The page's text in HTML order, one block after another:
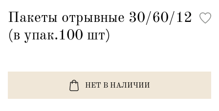
Пакеты отрывные 30/60/12
(в упак.100 шт)
НЕТ В НАЛИЧИИ